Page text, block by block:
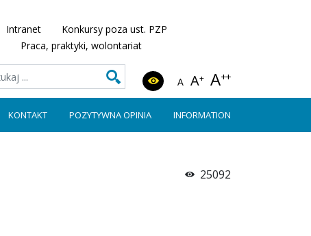
Intranet
Konkursy poza ust. PZP
Praca, praktyki, wolontariat
A A+ A++
KONTAKT POZYTYWNA OPINIA INFORMATION
25092